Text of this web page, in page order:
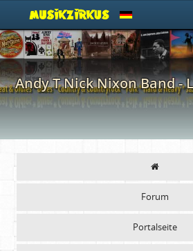
Andy T Nick Nixon Band -
Forum
Portalseite